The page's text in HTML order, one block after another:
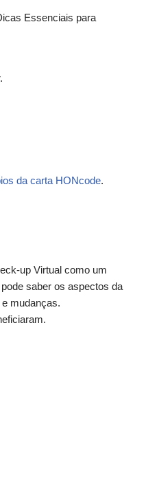
Essenciais para
da carta HONcode.
up Virtual como um
saber os aspectos da
mudanças.